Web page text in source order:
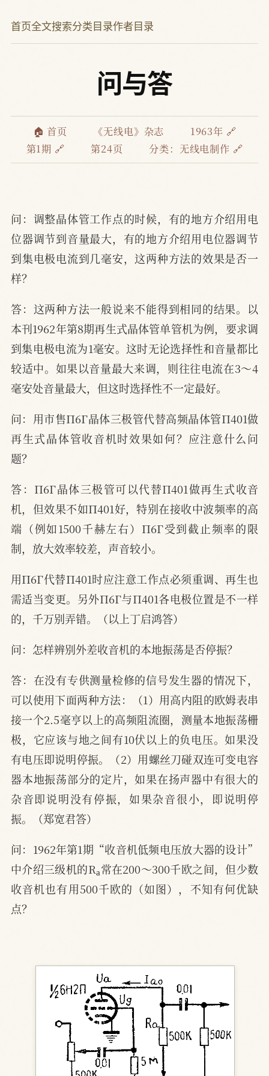
首页全文搜索分类目录作者目录
问与答
🏠 首页 《无线电》杂志
1963年 🔗
第1期 🔗
第24页 分类： 无线电制作 🔗
问：调整晶体管工作点的时候，有的地方介绍用电
位器调节到音量最大，有的地方介绍用电位器调节
到集电极电流到几毫安，这两种方法的效果是否一
样？
答：这两种方法一般说来不能得到相同的结果。以
本刊1962年第8期再生式晶体管单管机为例，要求调
到集电极电流为1毫安。这时无论选择性和音量都比
较适中。如果以音量最大来调，则往往电流在3～4
毫安处音量最大，但这时选择性不一定最好。
问：用市售П6Г晶体三极管代替高频晶体管П401做
再生式晶体管收音机时效果如何？应注意什么问
题？
答：П6Г晶体三极管可以代替П401做再生式收音
机，但效果不如П401好，特别在接收中波频率的高
端（例如1500千赫左右）П6Г受到截止频率的限
制，放大效率较差，声音较小。
用П6Г代替П401时应注意工作点必须重调、再生也
需适当变更。另外П6Г与П401各电极位置是不一样
的，千万别弄错。（以上丁启鸿答）
问：怎样辨别外差收音机的本地振荡是否停振？
答：在没有专供测量检修的信号发生器的情况下，
可以使用下面两种方法：（1）用高内阻的欧姆表串
接一个2.5毫亨以上的高频阻流圈，测量本地振荡栅
极，它应该与地之间有10伏以上的负电压。如果没
有电压即说明停振。（2）用螺丝刀碰双连可变电容
器本地振荡部分的定片，如果在扬声器中有很大的
杂音即说明没有停振，如果杂音很小，即说明停
振。（郑宽君答）
问：1962年第1期“收音机低频电压放大器的设计”
中介绍三级机的R 常在200～300千欧之间，但少数
收音机也有用500千欧的（如图），不知有何优缺
点？